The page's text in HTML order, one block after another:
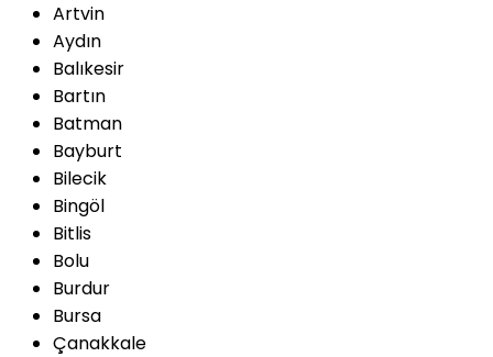
Artvin
Aydın
Balıkesir
Bartın
Batman
Bayburt
Bilecik
Bingöl
Bitlis
Bolu
Burdur
Bursa
Çanakkale